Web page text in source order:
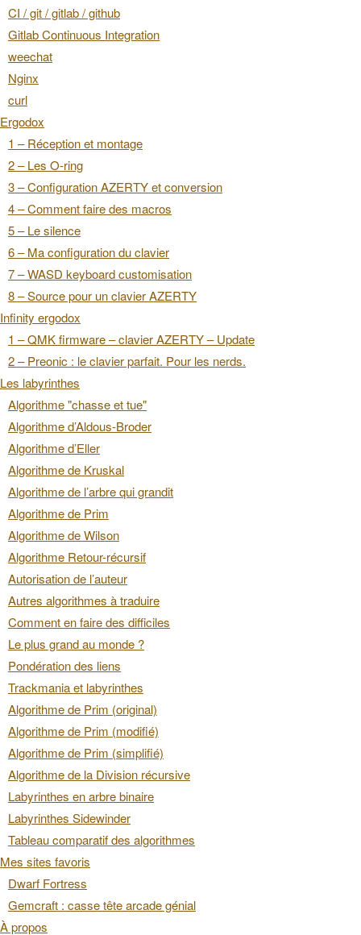
CI / git / gitlab / github
Gitlab Continuous Integration
weechat
Nginx
curl
Ergodox
1 – Réception et montage
2 – Les O-ring
3 – Configuration AZERTY et conversion
4 – Comment faire des macros
5 – Le silence
6 – Ma configuration du clavier
7 – WASD keyboard customisation
8 – Source pour un clavier AZERTY
Infinity ergodox
1 – QMK firmware – clavier AZERTY – Update
2 – Preonic : le clavier parfait. Pour les nerds.
Les labyrinthes
Algorithme "chasse et tue"
Algorithme d’Aldous-Broder
Algorithme d’Eller
Algorithme de Kruskal
Algorithme de l’arbre qui grandit
Algorithme de Prim
Algorithme de Wilson
Algorithme Retour-récursif
Autorisation de l’auteur
Autres algorithmes à traduire
Comment en faire des difficiles
Le plus grand au monde ?
Pondération des liens
Trackmania et labyrinthes
Algorithme de Prim (original)
Algorithme de Prim (modifié)
Algorithme de Prim (simplifié)
Algorithme de la Division récursive
Labyrinthes en arbre binaire
Labyrinthes Sidewinder
Tableau comparatif des algorithmes
Mes sites favoris
Dwarf Fortress
Gemcraft : casse tête arcade génial
À propos